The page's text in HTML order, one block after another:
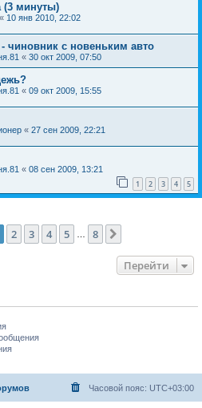
(3 минуты)
« 10 янв 2010, 22:02
- чиновник с новеньким авто
« 30 окт 2009, 07:50
« 09 окт 2009, 15:55
« 27 сен 2009, 22:21
« 08 сен 2009, 13:21
1 2 3 4 5
из
2 3 4 5 8
Перейти
Часовой пояс: UTC+03:00